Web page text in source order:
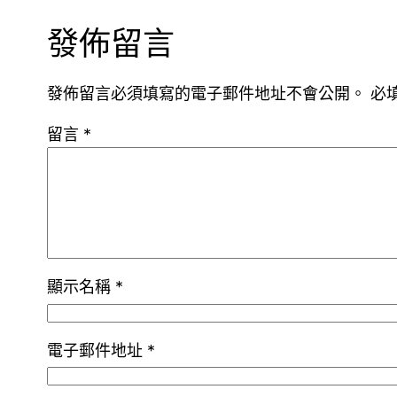
發佈留言
發佈留言必須填寫的電子郵件地址不會公開。 必
留言 *
顯示名稱 *
電子郵件地址 *